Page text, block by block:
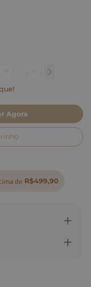
Agora
de R$499,90